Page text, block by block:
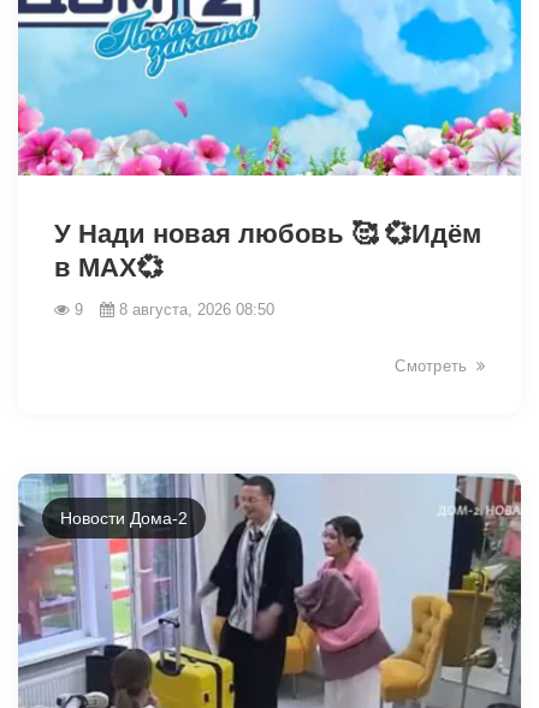
У Нади новая любовь 🥰 💞Идём
в МАХ💞
9 8 августа, 2026 08:50
Смотреть
Новости Дома-2